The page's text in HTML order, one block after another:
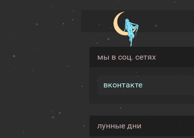
мы в соц. сетях
вконтакте
лунные дни